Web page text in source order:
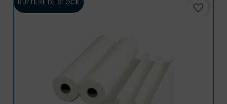
RUPTURE DE STOCK favorite_border